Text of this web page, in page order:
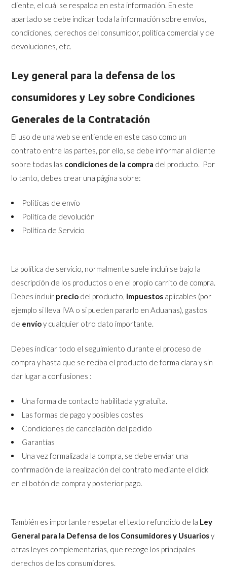
cliente, el cuál se respalda en esta información. En este
apartado se debe indicar toda la información sobre envíos,
condiciones, derechos del consumidor, política comercial y de
devoluciones, etc.
Ley general para la defensa de los
consumidores y Ley sobre Condiciones
Generales de la Contratación
El uso de una web se entiende en este caso como un
contrato entre las partes, por ello, se debe informar al cliente
sobre todas las condiciones de la compra del producto. Por
lo tanto, debes crear una página sobre:
Políticas de envío
Política de devolución
Política de Servicio
La política de servicio, normalmente suele incluirse bajo la
descripción de los productos o en el propio carrito de compra.
Debes incluir precio del producto, impuestos aplicables (por
ejemplo si lleva IVA o si pueden pararlo en Aduanas), gastos
de envíoy cualquier otro dato importante.
Debes indicar todo el seguimiento durante el proceso de
compra y hasta que se reciba el producto de forma clara y sin
dar lugar a confusiones :
Una forma de contacto habilitada y gratuita.
Las formas de pago y posibles costes
Condiciones de cancelación del pedido
Garantías
Una vez formalizada la compra, se debe enviar una
confirmación de la realización del contrato mediante el click
en el botón de compra y posterior pago.
También es importante respetar el texto refundido de la Ley
General para la Defensa de los Consumidores y Usuariosy
otras leyes complementarias, que recoge los principales
derechos de los consumidores.